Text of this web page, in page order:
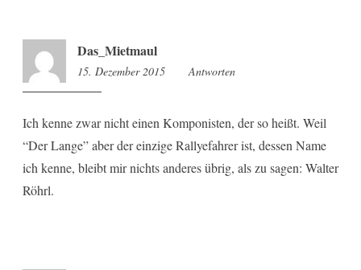
Das_Mietmaul
15. Dezember 2015 8:55
Antworten
Ich kenne zwar nicht einen Komponisten, der so heißt. Weil
“Der Lange” aber der einzige Rallyefahrer ist, dessen Name
ich kenne, bleibt mir nichts anderes übrig, als zu sagen: Walter
Röhrl.